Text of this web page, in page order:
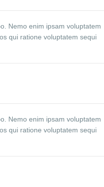
Nemo enim ipsam voluptatem
qui ratione voluptatem sequi
Nemo enim ipsam voluptatem
qui ratione voluptatem sequi